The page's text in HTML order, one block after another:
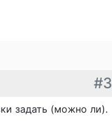
#3
задать (можно ли).